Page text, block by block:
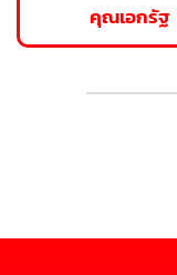
คุณเอกรัฐ